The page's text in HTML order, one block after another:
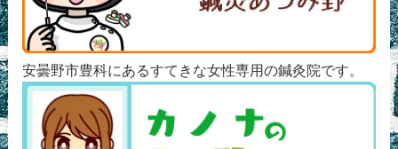
安曇野市豊科にあるすてきな女性専用の鍼灸院です。